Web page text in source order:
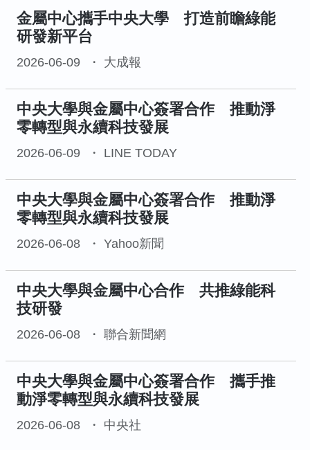
金屬中心攜手中央大學 打造前瞻綠能
研發新平台
2026-06-09 大成報
中央大學與金屬中心簽署合作 推動淨
零轉型與永續科技發展
2026-06-09 LINE TODAY
中央大學與金屬中心簽署合作 推動淨
零轉型與永續科技發展
2026-06-08 Yahoo新聞
中央大學與金屬中心合作 共推綠能科
技研發
2026-06-08 聯合新聞網
中央大學與金屬中心簽署合作 攜手推
動淨零轉型與永續科技發展
2026-06-08 中央社